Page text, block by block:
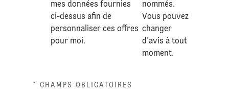
mes données fournies
ci-dessus afin de
personnaliser ces offres
pour moi.
nommés.
Vous pouvez
changer
d'avis à tout
moment.
* CHAMPS OBLIGATOIRES